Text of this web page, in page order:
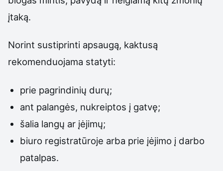
įtaką.
Norint sustiprinti apsaugą, kaktusą
rekomenduojama statyti:
prie pagrindinių durų;
ant palangės, nukreiptos į gatvę;
šalia langų ar įėjimų;
biuro registratūroje arba prie įėjimo į darbo
patalpas.